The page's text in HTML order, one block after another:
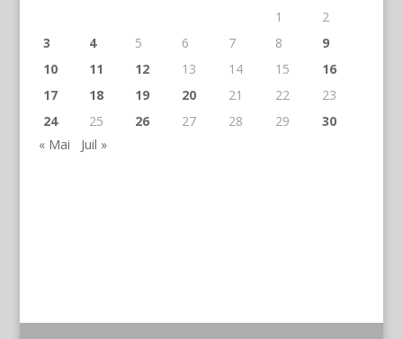
1
2
3
4 5 6 7 8
9
10
11 12 13 14 15
16
17
18 19 20 21 22
23
24
25 26 27 28 29
30
« Mai
Juil »